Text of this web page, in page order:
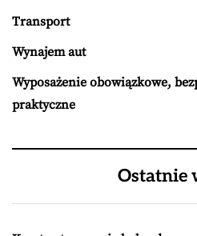
Transport
Wynajem aut
Wyposażenie obowiązkowe,
praktyczne
Ostatnie